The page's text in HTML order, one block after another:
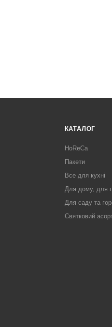
КАТАЛОГ
HoReCa
Пакети
Все для кухні
Для дому, для
Для саду та
Святковий